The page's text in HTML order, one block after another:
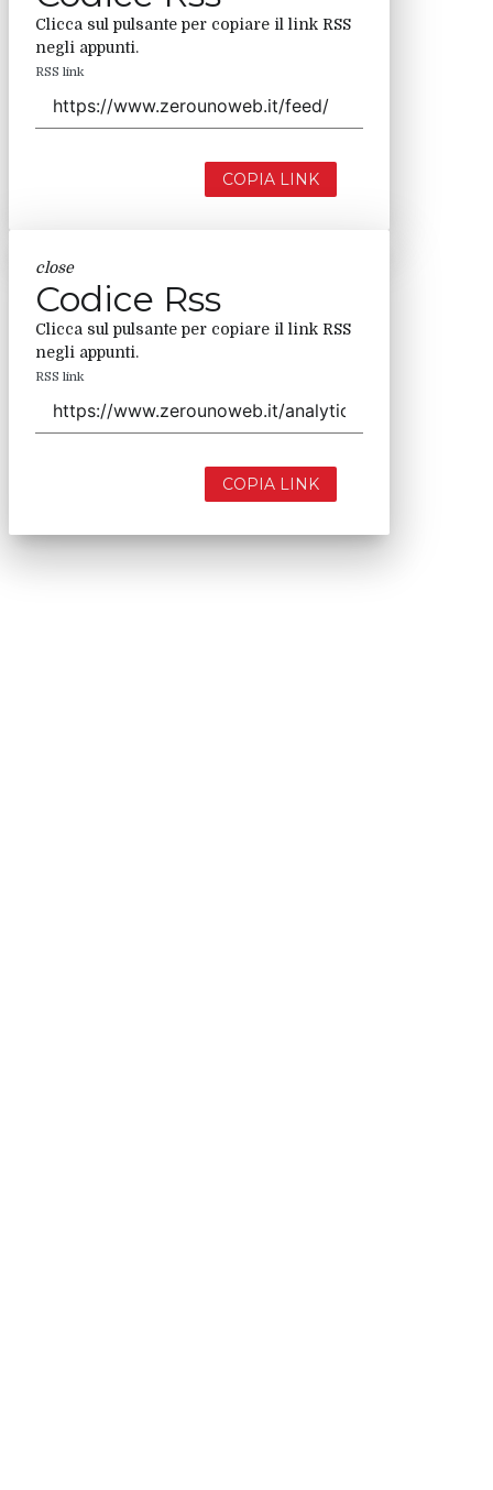
Clicca sul pulsante per copiare il link RSS
negli appunti.
RSS link
COPIA LINK
close
Codice Rss
Clicca sul pulsante per copiare il link RSS
negli appunti.
RSS link
COPIA LINK